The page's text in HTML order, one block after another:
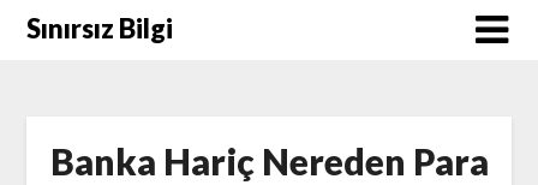
SkipSınırsız Bilgi
Banka Hariç Nereden Para